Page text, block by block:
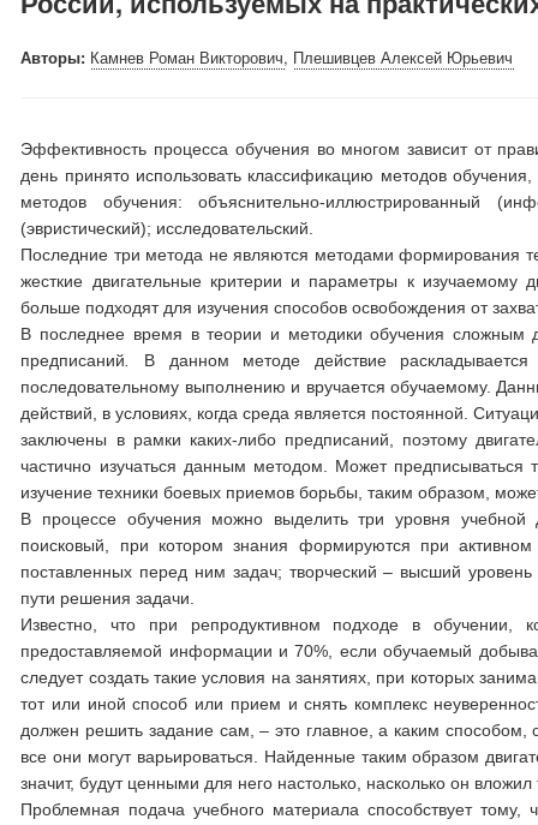
Авторы: Камнев Роман Викторович, Плешивцев Алексей Юрьевич
Эффективность процесса обучения во многом зависит от
день принято использовать классификацию методов
методов обучения: объяснительно-иллюстрированный
(эвристический); исследовательский.
Последние три метода не являются методами формирования
жесткие двигательные критерии и параметры к
больше подходят для изучения способов освобождения от
В последнее время в теории и методики обучения сложным
предписаний
В данном методе действие
последовательному выполнению и вручается обучаемому.
действий, в условиях, когда среда является постоянной.
заключены в рамки каких-либо предписаний, поэтому
частично изучаться данным методом. Может предписываться
изучение техники боевых приемов борьбы, таким образом,
В процессе обучения можно выделить три уровня учебной
поисковый, при котором знания формируются при
поставленных перед ним задач; творческий – высший
пути решения задачи.
Известно, что при репродуктивном подходе в обучении,
предоставляемой информации и 70%, если обучаемый
следует создать такие условия на занятиях, при которых
тот или иной способ или прием и снять комплекс
должен решить задание сам, – это главное, а каким
все они могут варьироваться. Найденные таким образом
значит, будут ценными для него настолько, насколько он
Проблемная подача учебного материала способствует